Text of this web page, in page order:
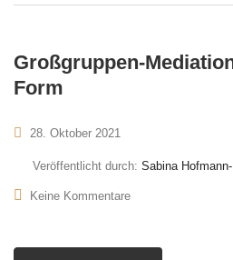
Großgruppen-
Form
28. Oktober 2021
Veröffentlicht durch: Sabina
Keine Kommentare